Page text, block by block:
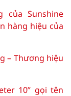
của Sunshine
hàng hiệu của
– Thương hiệu
10” gọi tên